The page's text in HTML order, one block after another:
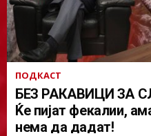
ПОДКАСТ
БЕЗ РАКАВИЦИ ЗА
Ќе пијат фекалии,
нема да дадат!